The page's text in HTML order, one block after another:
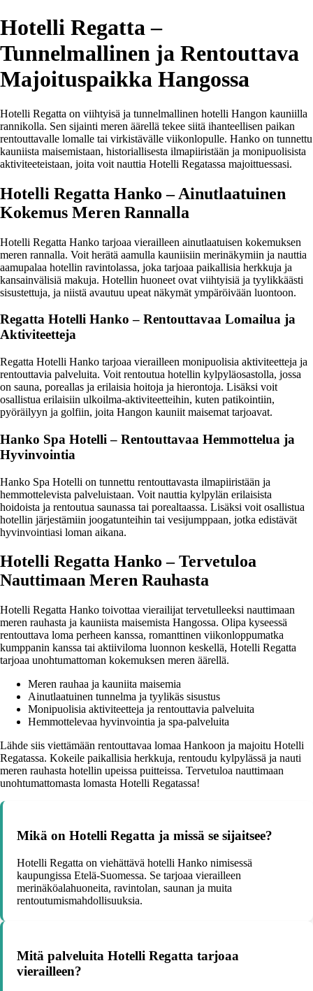
Hotelli Regatta –
Tunnelmallinen ja Rentouttava
Majoituspaikka Hangossa
Hotelli Regatta on viihtyisä ja tunnelmallinen hotelli Hangon kauniilla
rannikolla. Sen sijainti meren äärellä tekee siitä ihanteellisen paikan
rentouttavalle lomalle tai virkistävälle viikonlopulle. Hanko on tunnettu
kauniista maisemistaan, historiallisesta ilmapiiristään ja monipuolisista
aktiviteeteistaan, joita voit nauttia Hotelli Regatassa majoittuessasi.
Hotelli Regatta Hanko – Ainutlaatuinen
Kokemus Meren Rannalla
Hotelli Regatta Hanko tarjoaa vierailleen ainutlaatuisen kokemuksen
meren rannalla. Voit herätä aamulla kauniisiin merinäkymiin ja nauttia
aamupalaa hotellin ravintolassa, joka tarjoaa paikallisia herkkuja ja
kansainvälisiä makuja. Hotellin huoneet ovat viihtyisiä ja tyylikkäästi
sisustettuja, ja niistä avautuu upeat näkymät ympäröivään luontoon.
Regatta Hotelli Hanko – Rentouttavaa Lomailua ja
Aktiviteetteja
Regatta Hotelli Hanko tarjoaa vierailleen monipuolisia aktiviteetteja ja
rentouttavia palveluita. Voit rentoutua hotellin kylpyläosastolla, jossa
on sauna, poreallas ja erilaisia hoitoja ja hierontoja. Lisäksi voit
osallistua erilaisiin ulkoilma-aktiviteetteihin, kuten patikointiin,
pyöräilyyn ja golfiin, joita Hangon kauniit maisemat tarjoavat.
Hanko Spa Hotelli – Rentouttavaa Hemmottelua ja
Hyvinvointia
Hanko Spa Hotelli on tunnettu rentouttavasta ilmapiiristään ja
hemmottelevista palveluistaan. Voit nauttia kylpylän erilaisista
hoidoista ja rentoutua saunassa tai porealtaassa. Lisäksi voit osallistua
hotellin järjestämiin joogatunteihin tai vesijumppaan, jotka edistävät
hyvinvointiasi loman aikana.
Hotelli Regatta Hanko – Tervetuloa
Nauttimaan Meren Rauhasta
Hotelli Regatta Hanko toivottaa vierailijat tervetulleeksi nauttimaan
meren rauhasta ja kauniista maisemista Hangossa. Olipa kyseessä
rentouttava loma perheen kanssa, romanttinen viikonloppumatka
kumppanin kanssa tai aktiiviloma luonnon keskellä, Hotelli Regatta
tarjoaa unohtumattoman kokemuksen meren äärellä.
Meren rauhaa ja kauniita maisemia
Ainutlaatuinen tunnelma ja tyylikäs sisustus
Monipuolisia aktiviteetteja ja rentouttavia palveluita
Hemmottelevaa hyvinvointia ja spa-palveluita
Lähde siis viettämään rentouttavaa lomaa Hankoon ja majoitu Hotelli
Regatassa. Kokeile paikallisia herkkuja, rentoudu kylpylässä ja nauti
meren rauhasta hotellin upeissa puitteissa. Tervetuloa nauttimaan
unohtumattomasta lomasta Hotelli Regatassa!
Mikä on Hotelli Regatta ja missä se sijaitsee?
Hotelli Regatta on viehättävä hotelli Hanko nimisessä
kaupungissa Etelä-Suomessa. Se tarjoaa vierailleen
merinäköalahuoneita, ravintolan, saunan ja muita
rentoutumismahdollisuuksia.
Mitä palveluita Hotelli Regatta tarjoaa
vierailleen?